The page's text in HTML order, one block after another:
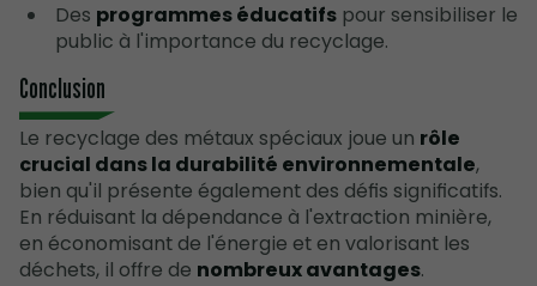
Des programmes éducatifspour sensibiliser le
public à l'importance du recyclage.
Conclusion
Le recyclage des métaux spéciaux joue un rôle
crucial dans la durabilité environnementale,
bien qu'il présente également des défis significatifs.
En réduisant la dépendance à l'extraction minière,
en économisant de l'énergie et en valorisant les
déchets, il offre de nombreux avantages.